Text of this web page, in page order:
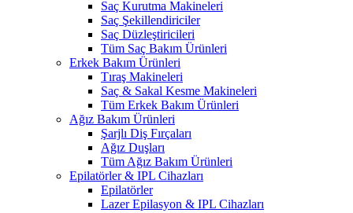
Saç Kurutma Makineleri
Saç Şekillendiriciler
Saç Düzleştiricileri
Tüm Saç Bakım Ürünleri
Erkek Bakım Ürünleri
Tıraş Makineleri
Saç & Sakal Kesme Makineleri
Tüm Erkek Bakım Ürünleri
Ağız Bakım Ürünleri
Şarjlı Diş Fırçaları
Ağız Duşları
Tüm Ağız Bakım Ürünleri
Epilatörler & IPL Cihazları
Epilatörler
Lazer Epilasyon & IPL Cihazları